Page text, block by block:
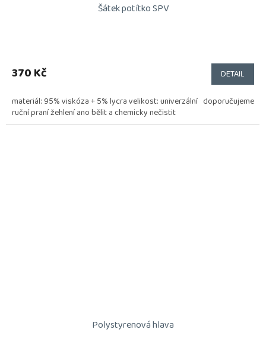
Šátek potítko SPV
370 Kč DETAIL
materiál: 95% viskóza + 5% lycra velikost: univerzální doporučujeme
ruční praní žehlení ano bělit a chemicky nečistit
Polystyrenová hlava